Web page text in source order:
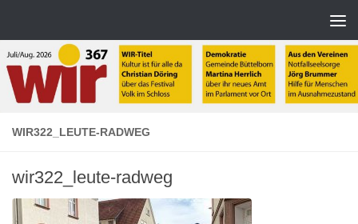
WIR322_LEUTE-RADWEG
wir322_leute-radweg